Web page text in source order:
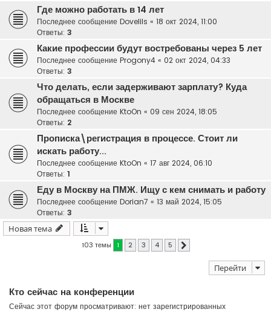
Где можно работать в 14 лет
Последнее сообщение Dovelils « 18 окт 2024, 11:00
Ответы: 3
Какие профессии будут востребованы через 5 лет
Последнее сообщение Progony4 « 02 окт 2024, 04:33
Ответы: 3
Что делать, если задерживают зарплату? Куда
обращаться в Москве
Последнее сообщение KtoOn « 09 сен 2024, 18:05
Ответы: 2
Прописка\регистрация в процессе. Стоит ли
искать работу...
Последнее сообщение KtoOn « 17 авг 2024, 06:10
Ответы: 1
Еду в Москву на ПМЖ. Ищу с кем снимать и работу
Последнее сообщение Dorian7 « 13 май 2024, 15:05
Ответы: 3
Новая тема
103 темы 1 2 3 4 5
Перейти
Кто сейчас на конференции
Сейчас этот форум просматривают: нет зарегистрированных